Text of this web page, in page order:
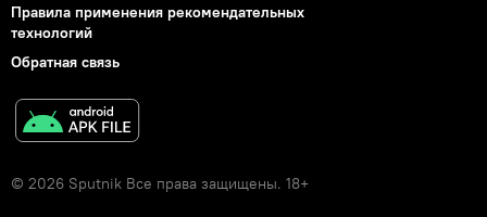
Правила применения рекомендательных
технологий
Обратная связь
© 2026 Sputnik Все права защищены. 18+